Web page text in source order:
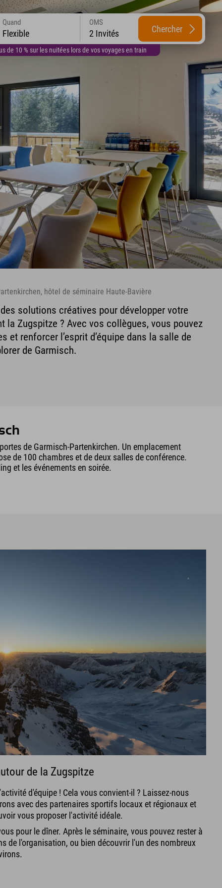
de 10 % sur les nuitées lors de vos voyages en train
Quand
Flexible
OMS
2 Invités Chercher
hôtel de séminaire Haute-Bavière
solutions créatives pour développer votre
la Zugspitze ? Avec vos collègues, vous pouvez
et renforcer l’esprit d’équipe dans la salle de
de Garmisch.
de Garmisch-Partenkirchen. Un emplacement
de 100 chambres et de deux salles de conférence.
et les événements en soirée.
de la Zugspitze
d'équipe ! Cela vous convient-il ? Laissez-nous
avec des partenaires sportifs locaux et régionaux et
vous proposer l'activité idéale.
pour le dîner. Après le séminaire, vous pouvez rester à
de l'organisation, ou bien découvrir l'un des nombreux